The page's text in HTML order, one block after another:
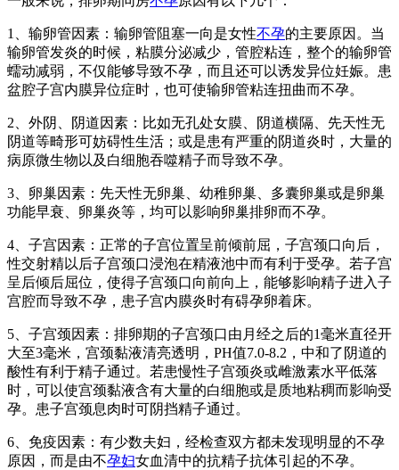
1、输卵管因素：输卵管阻塞一向是女性不孕的主要原因。当
输卵管发炎的时候，粘膜分泌减少，管腔粘连，整个的输卵管
蠕动减弱，不仅能够导致不孕，而且还可以诱发异位妊娠。患
盆腔子宫内膜异位症时，也可使输卵管粘连扭曲而不孕。
2、外阴、阴道因素：比如无孔处女膜、阴道横隔、先天性无
阴道等畸形可妨碍性生活；或是患有严重的阴道炎时，大量的
病原微生物以及白细胞吞噬精子而导致不孕。
3、卵巢因素：先天性无卵巢、幼稚卵巢、多囊卵巢或是卵巢
功能早衰、卵巢炎等，均可以影响卵巢排卵而不孕。
4、子宫因素：正常的子宫位置呈前倾前屈，子宫颈口向后，
性交射精以后子宫颈口浸泡在精液池中而有利于受孕。若子宫
呈后倾后屈位，使得子宫颈口向前向上，能够影响精子进入子
宫腔而导致不孕，患子宫内膜炎时有碍孕卵着床。
5、子宫颈因素：排卵期的子宫颈口由月经之后的1毫米直径开
大至3毫米，宫颈黏液清亮透明，PH值7.0-8.2，中和了阴道的
酸性有利于精子通过。若患慢性子宫颈炎或雌激素水平低落
时，可以使宫颈黏液含有大量的白细胞或是质地粘稠而影响受
孕。患子宫颈息肉时可阴挡精子通过。
6、免疫因素：有少数夫妇，经检查双方都未发现明显的不孕
原因，而是由不孕妇女血清中的抗精子抗体引起的不孕。